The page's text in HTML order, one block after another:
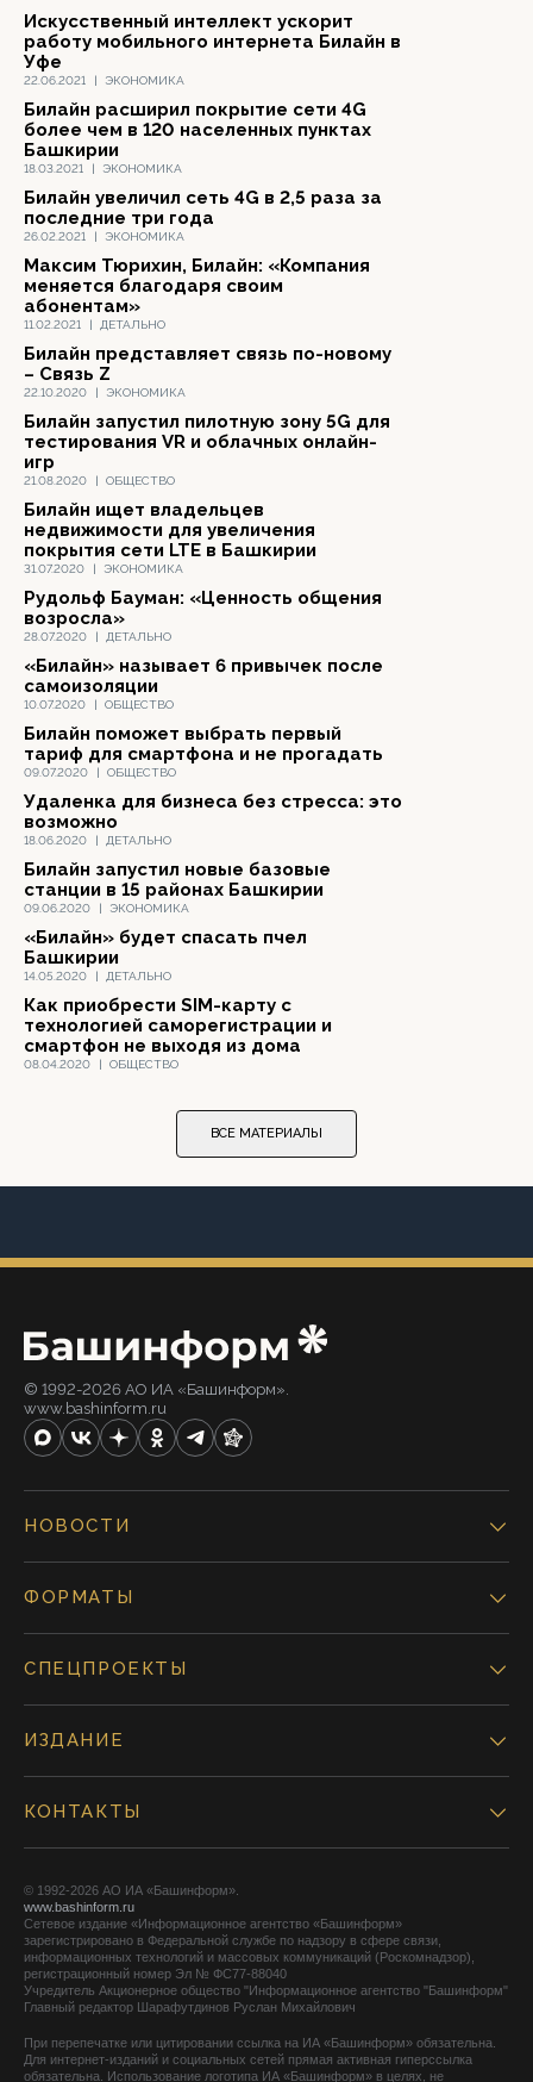
22.06.2021 | ЭКОНОМИКА
Искусственный интеллект ускорит
работу мобильного интернета Билайн в
Уфе
18.03.2021 | ЭКОНОМИКА
Билайн расширил покрытие сети 4G
более чем в 120 населенных пунктах
Башкирии
26.02.2021 | ЭКОНОМИКА
Билайн увеличил сеть 4G в 2,5 раза за
последние три года
11.02.2021 | ДЕТАЛЬНО
Максим Тюрихин, Билайн: «Компания
меняется благодаря своим
абонентам»
22.10.2020 | ЭКОНОМИКА
Билайн представляет связь по-новому
– Связь Z
21.08.2020 | ОБЩЕСТВО
Билайн запустил пилотную зону 5G для
тестирования VR и облачных онлайн-
игр
31.07.2020 | ЭКОНОМИКА
Билайн ищет владельцев
недвижимости для увеличения
покрытия сети LTE в Башкирии
28.07.2020 | ДЕТАЛЬНО
Рудольф Бауман: «Ценность общения
возросла»
10.07.2020 | ОБЩЕСТВО
«Билайн» называет 6 привычек после
самоизоляции
09.07.2020 | ОБЩЕСТВО
Билайн поможет выбрать первый
тариф для смартфона и не прогадать
18.06.2020 | ДЕТАЛЬНО
Удаленка для бизнеса без стресса: это
возможно
09.06.2020 | ЭКОНОМИКА
Билайн запустил новые базовые
станции в 15 районах Башкирии
14.05.2020 | ДЕТАЛЬНО
«Билайн» будет спасать пчел
Башкирии
08.04.2020 | ОБЩЕСТВО
Как приобрести SIM-карту с
технологией саморегистрации и
смартфон не выходя из дома
ВСЕ МАТЕРИАЛЫ
© 1992-2026 АО ИА «Башинформ».
www.bashinform.ru
НОВОСТИ
ФОРМАТЫ
СПЕЦПРОЕКТЫ
ИЗДАНИЕ
КОНТАКТЫ
© 1992-2026 АО ИА «Башинформ».
www.bashinform.ru
Сетевое издание «Информационное агентство «Башинформ»
зарегистрировано в Федеральной службе по надзору в сфере связи,
информационных технологий и массовых коммуникаций (Роскомнадзор),
регистрационный номер Эл № ФС77-88040
Учредитель Акционерное общество "Информационное агентство "Башинформ"
Главный редактор Шарафутдинов Руслан Михайлович
При перепечатке или цитировании ссылка на ИА «Башинформ» обязательна.
Для интернет-изданий и социальных сетей прямая активная гиперссылка
обязательна. Использование логотипа ИА «Башинформ» в целях, не